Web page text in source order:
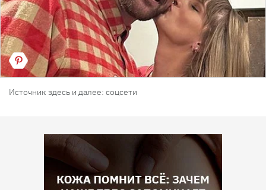
Источник здесь и далее: соцсети